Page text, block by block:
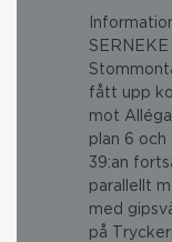
fått upp
mot
plan 6 och
39:an
parallellt
med
på